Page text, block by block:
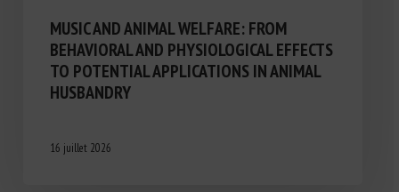
MUSIC AND ANIMAL WELFARE: FROM
BEHAVIORAL AND PHYSIOLOGICAL EFFECTS
TO POTENTIAL APPLICATIONS IN ANIMAL
HUSBANDRY
16 juillet 2026